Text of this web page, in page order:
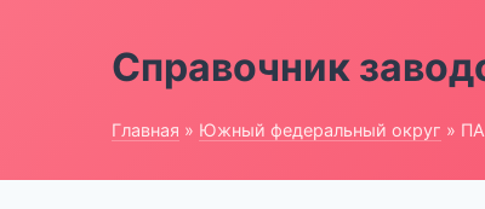
Справочник
Главная » Южный федеральный округ »